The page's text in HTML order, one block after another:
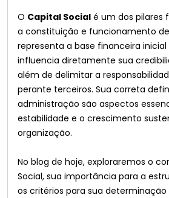
O Capital Social é um dos pilares
a constituição e funcionamento
representa a base financeira
influencia diretamente sua
além de delimitar a
perante terceiros. Sua correta
administração são aspectos
estabilidade e o crescimento
organização.
No blog de hoje, exploraremos o
Social, sua importância para a
os critérios para sua determinação